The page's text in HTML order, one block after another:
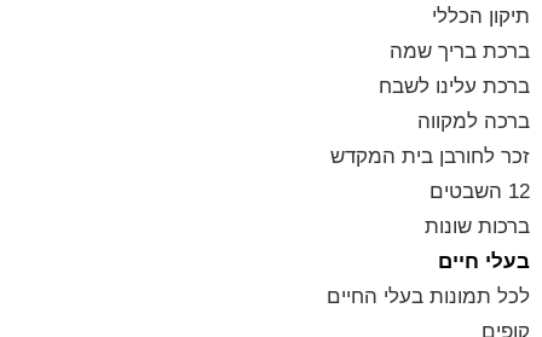
תיקון הכללי
ברכת בריך שמה
ברכת עלינו לשבח
ברכה למקווה
זכר לחורבן בית המקדש
12 השבטים
ברכות שונות
בעלי חיים
לכל תמונות בעלי החיים
קופים